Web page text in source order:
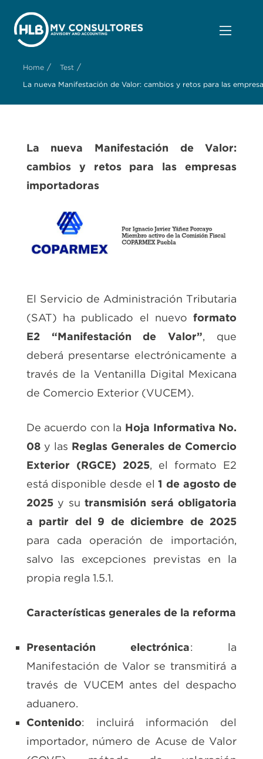
Home / Test /
La nueva Manifestación de Valor: cambios y retos para las
La nueva Manifestación de Valor:
cambios y retos para las empresas
importadoras
El Servicio de Administración Tributaria
(SAT) ha publicado el nuevoformato
E2 “Manifestación de Valor”, que
deberá presentarse electrónicamente a
través de la Ventanilla Digital Mexicana
de Comercio Exterior (VUCEM).
De acuerdo con la Hoja Informativa No.
08y las Reglas Generales de Comercio
Exterior (RGCE) 2025, el formato E2
está disponible desde el1 de agosto de
2025y sutransmisión será obligatoria
a partir del 9 de diciembre de 2025
para cada operación de importación,
salvo las excepciones previstas en la
propia regla 1.5.1.
Características generales de la reforma
Presentación electrónica: la
Manifestación de Valor se transmitirá a
través de VUCEM antes del despacho
aduanero.
Contenido: incluirá información del
importador, número de Acuse de Valor